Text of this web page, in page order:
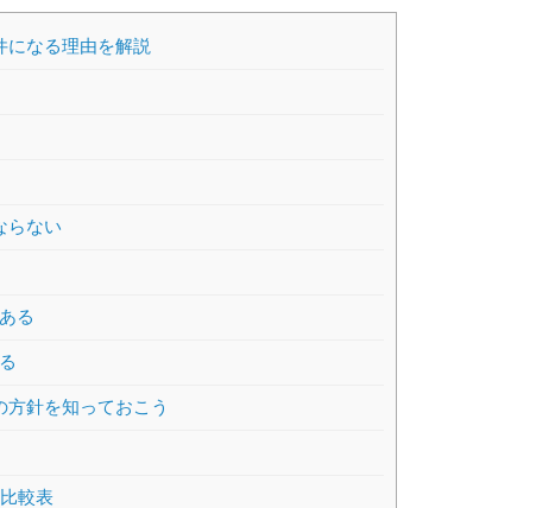
になる理由を解説
らない
る
針を知っておこう
較表